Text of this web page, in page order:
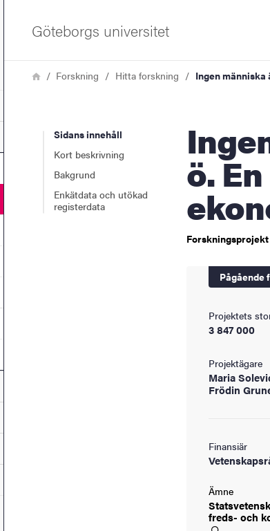
för Studera
för Forskning
för Forskningsområden
för Etik i forskningen
för Forskarutbildning
för Samverkan och innovation
för Om universitetet
för Aktuellt
Göteborgs universitet
LänkstigHemForskning Hitta forskning Ingen
Sidans innehåll
Kort beskrivning
Bakgrund
Enkätdata och utökad
registerdata
Ingen människa är en
ö.
Forskningsprojekt
Pågående
Projektets
3 847 000
Projektägare
Maria
Frödin
Finansiär
Ämne
freds- och